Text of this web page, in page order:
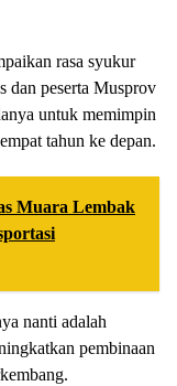
rasa syukur
dan peserta Musprov
untuk memimpin
tahun ke depan.
Muara Lembak
nanti adalah
pembinaan